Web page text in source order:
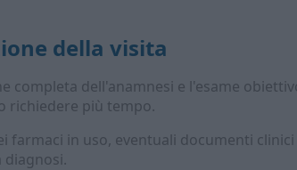
della visita
completa dell'anamnesi e l'esame
richiedere più tempo.
farmaci in uso, eventuali documenti
diagnosi.